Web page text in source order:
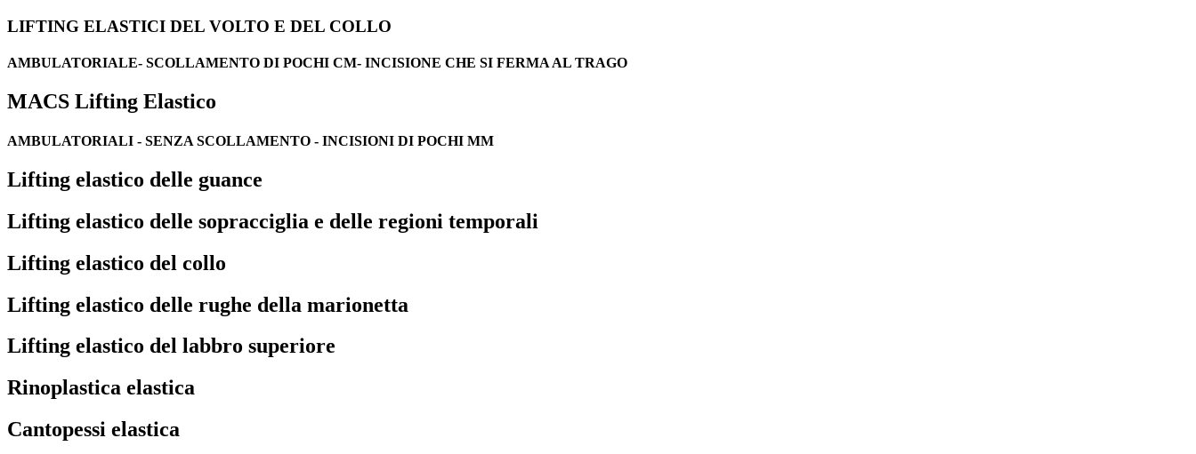
LIFTING ELASTICI DEL VOLTO E DEL COLLO
AMBULATORIALE- SCOLLAMENTO DI POCHI CM- INCISIONE CHE SI FERMA AL TRAGO
MACS Lifting Elastico
AMBULATORIALI - SENZA SCOLLAMENTO - INCISIONI DI POCHI MM
Lifting elastico delle guance
Lifting elastico delle sopracciglia e delle regioni temporali
Lifting elastico del collo
Lifting elastico delle rughe della marionetta
Lifting elastico del labbro superiore
Rinoplastica elastica
Cantopessi elastica